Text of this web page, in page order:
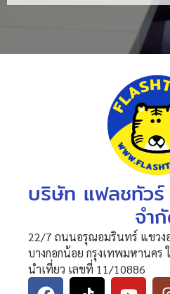
บริษัท แฟลชทัวร์
จำ
22/7 ถนนอรุณอมรินทร์ แขวง
บางกอกน้อย กรุงเทพมหานคร
นำเที่ยว เลขที่ 11/10886